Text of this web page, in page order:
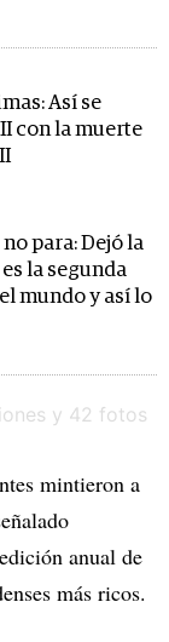
Así se
con la muerte
para: Dejó la
la segunda
mundo y así lo
mintieron a
anual de
más ricos.